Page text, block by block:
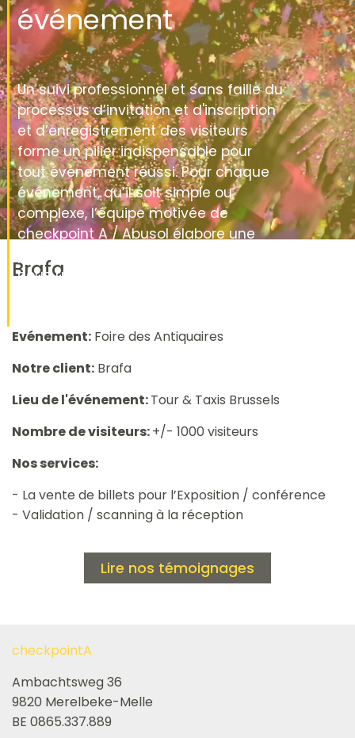
événement
Un suivi professionnel et sans faille du
processus d’invitation et d'inscription
et d’enregistrement des visiteurs
forme un pilier indispensable pour
tout événement réussi. Pour chaque
événement, qu’il soit simple ou
complexe, l’équipe motivée de
checkpoint A / Abusol élabore une
nous utilisons au maximum notre
Brafa
Evénement: Foire des Antiquaires
Notre client: Brafa
Lieu de l'événement:Tour & Taxis Brussels
Nombre de visiteurs:+/- 1000 visiteurs
Nos services:
- La vente de billets pour l’Exposition / conférence
- Validation / scanning à la réception
Lire nos témoignages
checkpointA
Ambachtsweg 36
9820 Merelbeke-Melle
BE 0865.337.889